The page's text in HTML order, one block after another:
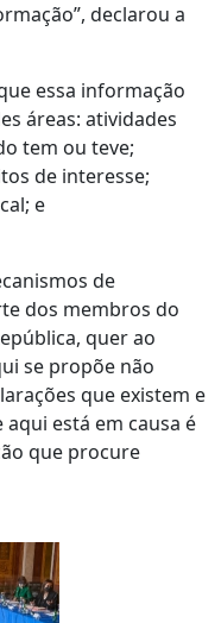
declarou a
essa informação
áreas: atividades
tem ou teve;
de interesse;
e
de
dos membros do
quer ao
se propõe não
que existem e
está em causa é
que procure